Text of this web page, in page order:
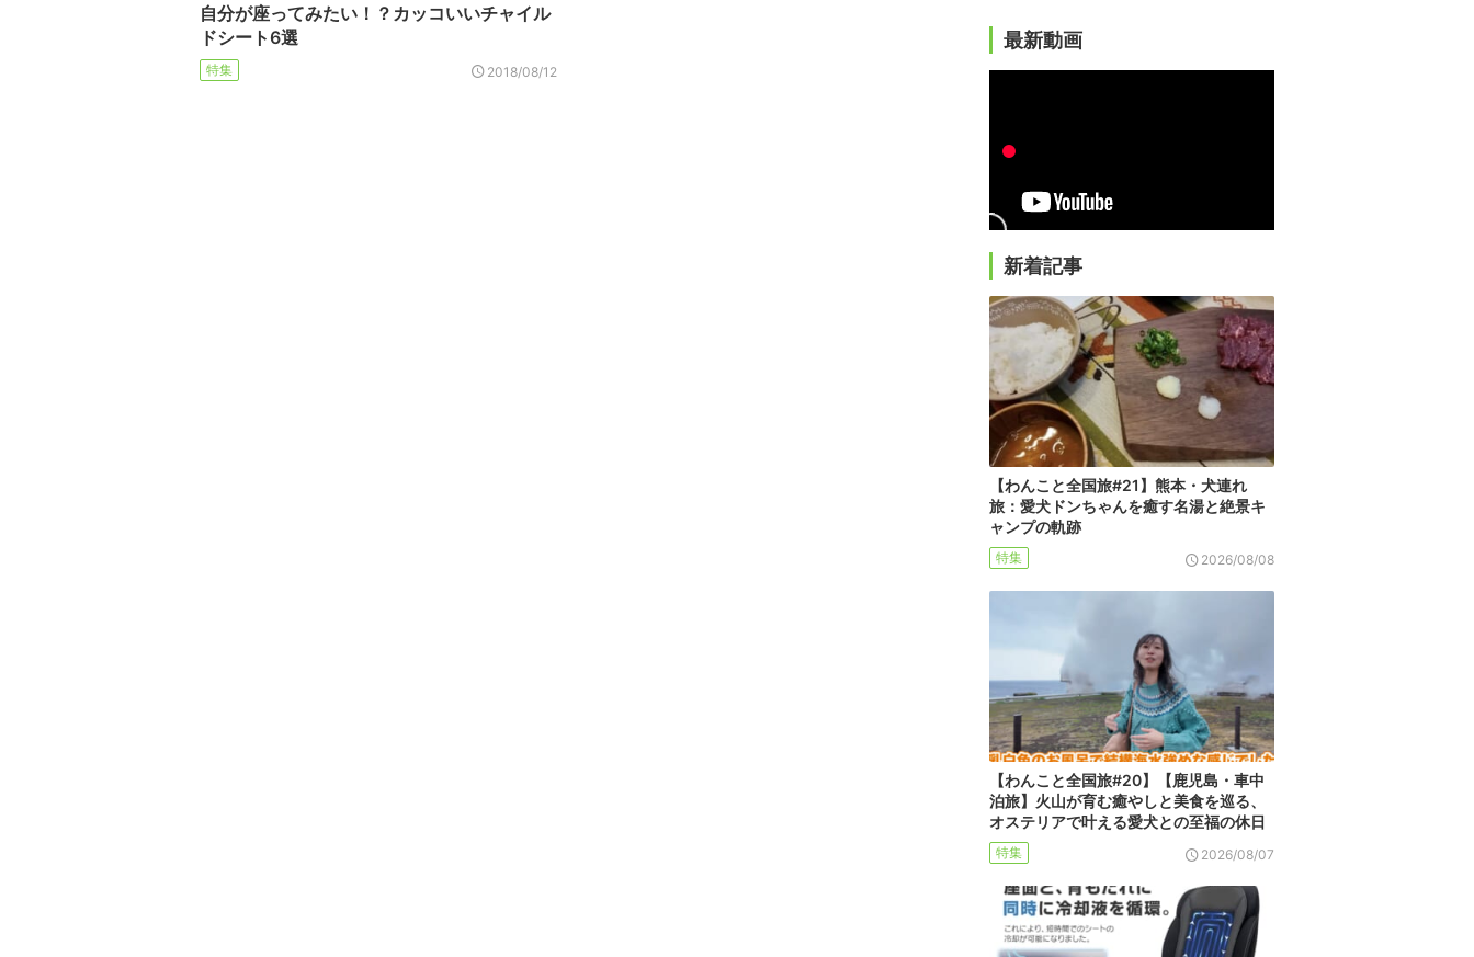
自分が座ってみたい！？カッコいいチャイル
ドシート6選
特集 2018/08/12
最新動画
新着記事
【わんこと全国旅#21】熊本・犬連れ
旅：愛犬ドンちゃんを癒す名湯と絶景キ
ャンプの軌跡
特集 2026/08/08
【わんこと全国旅#20】【鹿児島・車中
泊旅】火山が育む癒やしと美食を巡る、
オステリアで叶える愛犬との至福の休日
特集 2026/08/07